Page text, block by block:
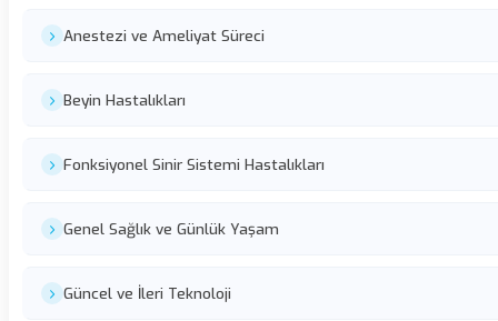
Anestezi ve Ameliyat Süreci
Beyin Hastalıkları
Fonksiyonel Sinir Sistemi Hastalıkları
Genel Sağlık ve Günlük Yaşam
Güncel ve İleri Teknoloji